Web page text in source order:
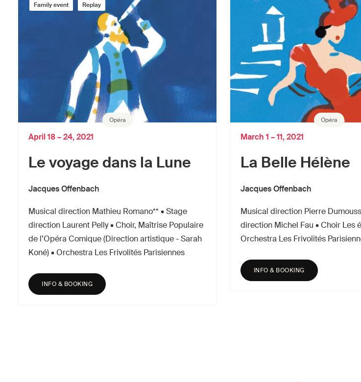
Opéra
Family event Replay
Le voyage dans la Lune
Jacques Offenbach
April 18 – 24, 2021
Musical direction Mathieu Romano** • Stage
direction Laurent Pelly • Choir, Maîtrise Populaire
de l’Opéra Comique (Direction artistique - Sarah
Koné) • Orchestra Les Frivolités Parisiennes
INFO & BOOKING
Opéra
La Belle Hélène
Jacques Offenbach
March 1 – 11, 2021
Musical direction Pierre
direction Michel Fau • Choir Les
Orchestra Les Frivolités
INFO & BOOKING